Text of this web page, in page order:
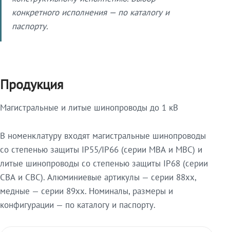
конкретного исполнения — по каталогу и
паспорту.
Продукция
Магистральные и литые шинопроводы до 1 кВ
В номенклатуру входят магистральные шинопроводы
со степенью защиты IP55/IP66 (серии МВА и МВС) и
литые шинопроводы со степенью защиты IP68 (серии
СВА и СВС). Алюминиевые артикулы — серии 88xx,
медные — серии 89xx. Номиналы, размеры и
конфигурации — по каталогу и паспорту.